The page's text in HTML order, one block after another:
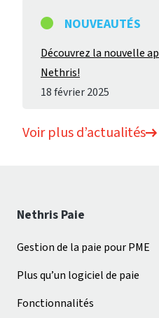
NOUVEAUTÉS
Découvrez la nouvelle
Nethris!
18 février 2025
Voir plus d’actualités
Nethris Paie
Gestion de la paie pour PME
Plus qu’un logiciel de paie
Fonctionnalités